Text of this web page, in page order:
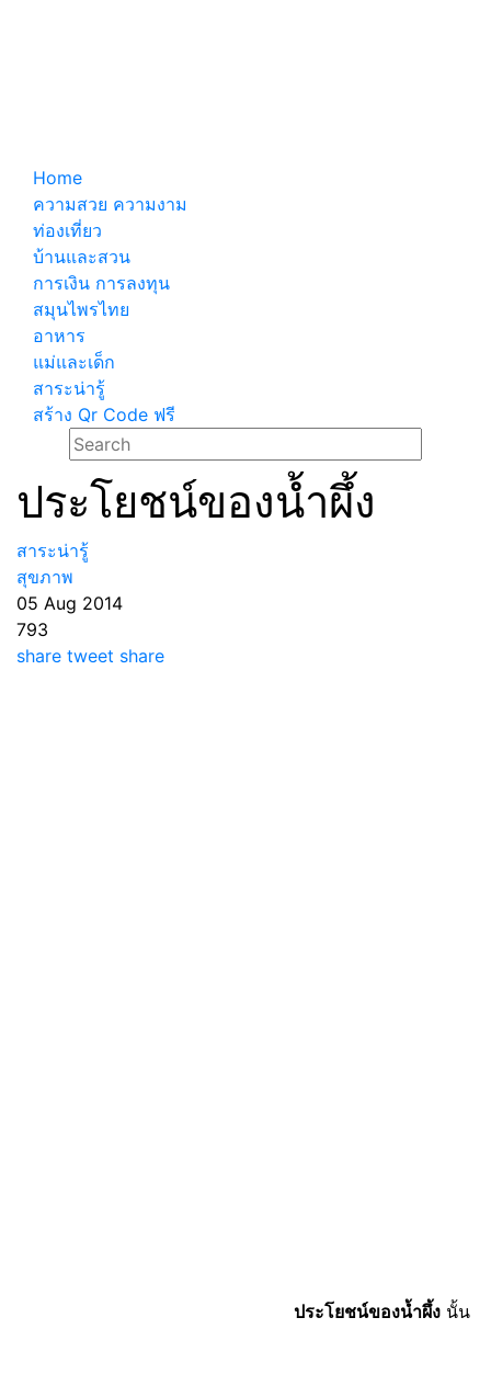
Home
ความสวย ความงาม
ท่องเที่ยว
บ้านและสวน
การเงิน การลงทุน
สมุนไพรไทย
อาหาร
แม่และเด็ก
สาระน่ารู้
สร้าง Qr Code ฟรี
ประโยชน์ของน้ำผึ้ง
สาระน่ารู้
สุขภาพ
05 Aug 2014
793
share tweet share
ประโยชน์ของน้ำผึ้ง นั้น